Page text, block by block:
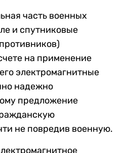
часть военных
и спутниковые
на применение
электромагнитные
надежно
предложение
не повредив военную.